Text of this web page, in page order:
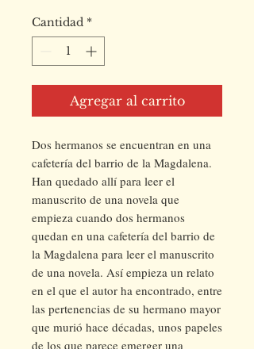
Cantidad *
Agregar al carrito
Dos hermanos se encuentran en una
cafetería del barrio de la Magdalena.
Han quedado allí para leer el
manuscrito de una novela que
empieza cuando dos hermanos
quedan en una cafetería del barrio de
la Magdalena para leer el manuscrito
de una novela. Así empieza un relato
en el que el autor ha encontrado, entre
las pertenencias de su hermano mayor
que murió hace décadas, unos papeles
de los que parece emerger una